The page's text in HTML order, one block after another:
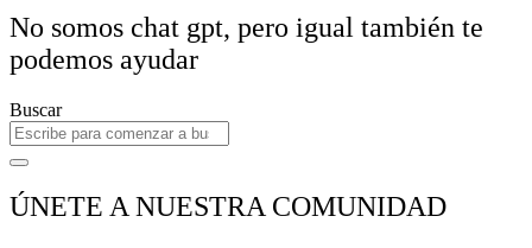
No somos chat gpt, pero igual también te
podemos ayudar
Buscar
ÚNETE A NUESTRA COMUNIDAD